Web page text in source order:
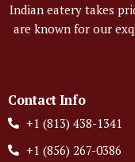
Indian eatery takes
are known for our
Contact Info
+1 (813) 438-1341
+1 (856) 267-0386